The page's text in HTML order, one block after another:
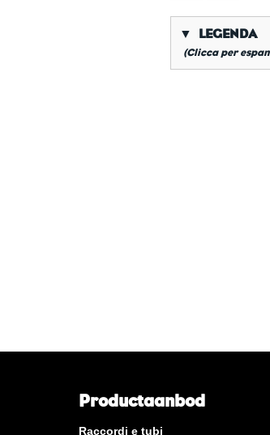
▼ LEGENDA
(Clicca per
Productaanbod
Raccordi e tubi